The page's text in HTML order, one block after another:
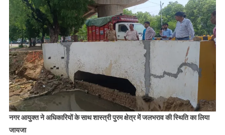
में
फ्लोटिंग
पाये
जाने
अधिकारियों
पर
गाज
नगर आयुक्त ने अधिकारियों के साथ शास्त्री पुरम क्षेत्र में जलभराव की स्थिति का लिया
जायजा